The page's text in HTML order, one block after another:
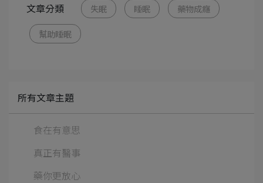
文章分類 失眠 睡眠 藥物成癮
幫助睡眠
所有文章主題
食在有意思
真正有醫事
藥你更放心